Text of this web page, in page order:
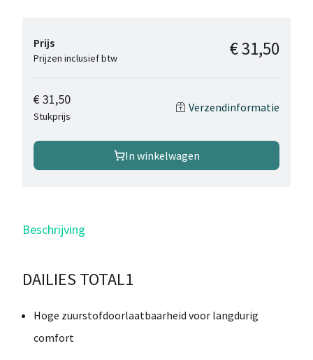
Prijs
Prijzen inclusief btw € 31,50
€ 31,50
Stukprijs
Verzendinformatie
In winkelwagen
Beschrijving
DAILIES TOTAL1
Hoge zuurstofdoorlaatbaarheid voor langdurig
comfort